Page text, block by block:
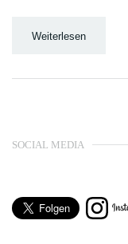
Weiterlesen
SOCIAL MEDIA